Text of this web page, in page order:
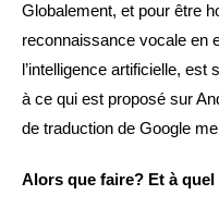
Globalement, et pour être
reconnaissance vocale en
l’intelligence artificielle,
à ce qui est proposé sur
de traduction de Google
Alors que faire? Et à